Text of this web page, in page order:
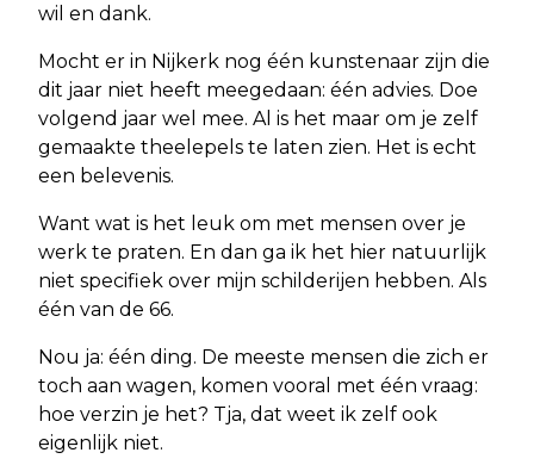
wil en dank.
Mocht er in Nijkerk nog één kunstenaar zijn die
dit jaar niet heeft meegedaan: één advies. Doe
volgend jaar wel mee. Al is het maar om je zelf
gemaakte theelepels te laten zien. Het is echt
een belevenis.
Want wat is het leuk om met mensen over je
werk te praten. En dan ga ik het hier natuurlijk
niet specifiek over mijn schilderijen hebben. Als
één van de 66.
Nou ja: één ding. De meeste mensen die zich er
toch aan wagen, komen vooral met één vraag:
hoe verzin je het? Tja, dat weet ik zelf ook
eigenlijk niet.